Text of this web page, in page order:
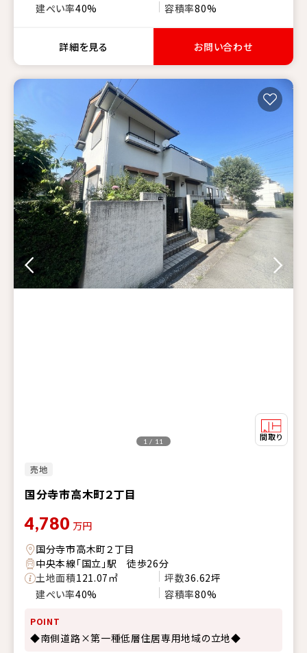
建ぺい率40% 容積率80%
詳細を見る お問い合わせ
売地
国分寺市高木町２丁目
1 / 11
4,780 万円
国分寺市高木町２丁目
中央本線「国立」駅 徒歩26分
土地面積121.07㎡ 坪数36.62坪
建ぺい率40% 容積率80%
POINT
◆南側道路×第一種低層住居専用地域の立地◆